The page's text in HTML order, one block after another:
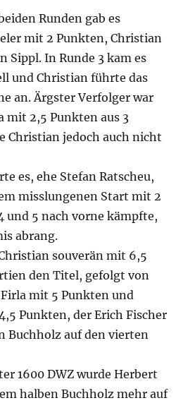
Runden gab es
mit 2 Punkten, Christian
Sippl. In Runde 3 kam es
und Christian führte das
an. Ärgster Verfolger war
mit 2,5 Punkten aus 3
Christian jedoch auch nicht
es, ehe Stefan Ratscheu,
misslungenen Start mit 2
und 5 nach vorne kämpfte,
abrang.
souverän mit 6,5
den Titel, gefolgt von
mit 5 Punkten und
Punkten, der Erich Fischer
Buchholz auf den vierten
1600 DWZ wurde Herbert
halben Buchholz mehr auf